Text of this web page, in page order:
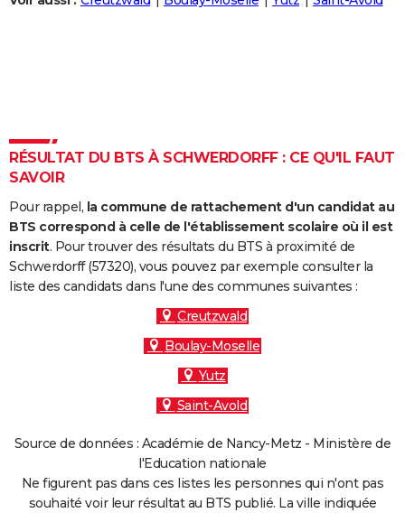
Carte de Noël
Carte Bonne année
Carte Saint-Valentin
Carte Pâques
Carte d'anniversaire
Dictionnaire
Biographies
Citations
Expressions
Proverbes
PROGRAMME TV
COPAINS D'AVANT
S'inscrire
Se connecter
Lycées
Collèges
Primaires
Universités
Entreprises
Service militaire
Avis de recherche
AVIS DE DÉCÈS
RÉSULTAT DU BTS À SCHWERDORFF : CE QU'IL FAUT
SAVOIR
Pour rappel, la commune de rattachement d'un candidat au
BTS correspond à celle de l'établissement scolaire où il est
inscrit. Pour trouver des résultats du BTS à proximité de
Schwerdorff (57320), vous pouvez par exemple consulter la
liste des candidats dans l'une des communes suivantes :
Creutzwald
Boulay-Moselle
Yutz
Saint-Avold
Source de données : Académie de Nancy-Metz - Ministère de
l'Education nationale
Ne figurent pas dans ces listes les personnes qui n'ont pas
souhaité voir leur résultat au BTS publié. La ville indiquée